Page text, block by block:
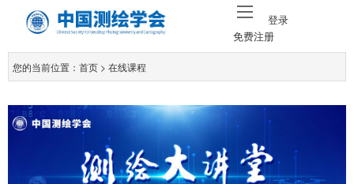
登录
免费注册
您的当前位置： 首页 > 在线课程